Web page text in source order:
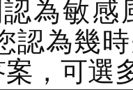
認為敏
認為幾
案，可選